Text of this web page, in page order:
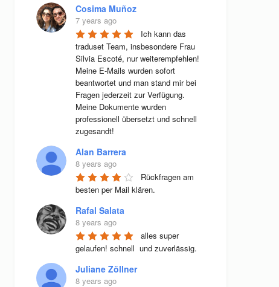
Cosima Muñoz
7 years ago
Ich kann das
traduset Team, insbesondere Frau
Silvia Escoté, nur weiterempfehlen!
Meine E-Mails wurden sofort
beantwortet und man stand mir bei
Fragen jederzeit zur Verfügung.
Meine Dokumente wurden
professionell übersetzt und schnell
zugesandt!
Alan Barrera
8 years ago
Rückfragen am
besten per Mail klären.
Rafal Salata
8 years ago
alles super
gelaufen! schnell  und zuverlässig.
Juliane Zöllner
8 years ago